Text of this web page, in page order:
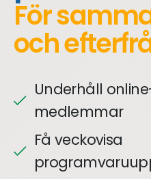
För
och
Underhåll
medlemmar
Få veckovisa